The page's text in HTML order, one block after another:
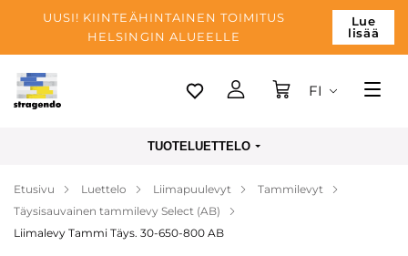
UUSI! KIINTEÄHINTAINEN TOIMITUS
HELSINGIN ALUEELLE
Lue
lisää
Tallinn
Maksu
Yrityksen
FI
TUOTELUETTELO
Etusivu Luettelo Liimapuulevyt
Tammilevyt
Täysisauvainen tammilevy Select (AB)
Liimalevy Tammi Täys. 30-650-800 AB